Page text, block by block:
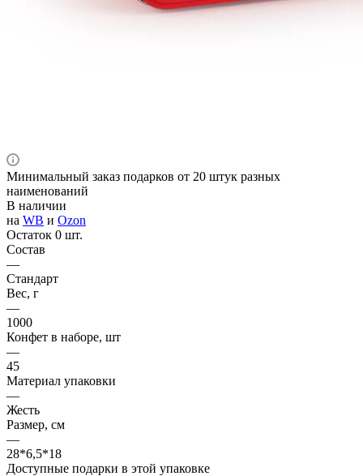
Минимальный заказ подарков от 20 штук разных
наименований
В наличии
на WB и Ozon
Остаток 0 шт.
Состав
—
Стандарт
Вес, г
—
1000
Конфет в наборе, шт
—
45
Материал упаковки
—
Жесть
Размер, см
—
28*6,5*18
Доступные подарки в этой упаковке